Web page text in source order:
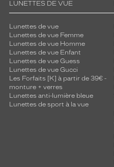
LUNETTES DE VUE
Lunettes de vue
Lunettes de vue Femme
Lunettes de vue Homme
Lunettes de vue Enfant
Lunettes de vue Guess
Lunettes de vue Gucci
Les Forfaits [K] à partir de 39€ -
monture + verres
Lunettes anti-lumière bleue
Lunettes de sport à la vue